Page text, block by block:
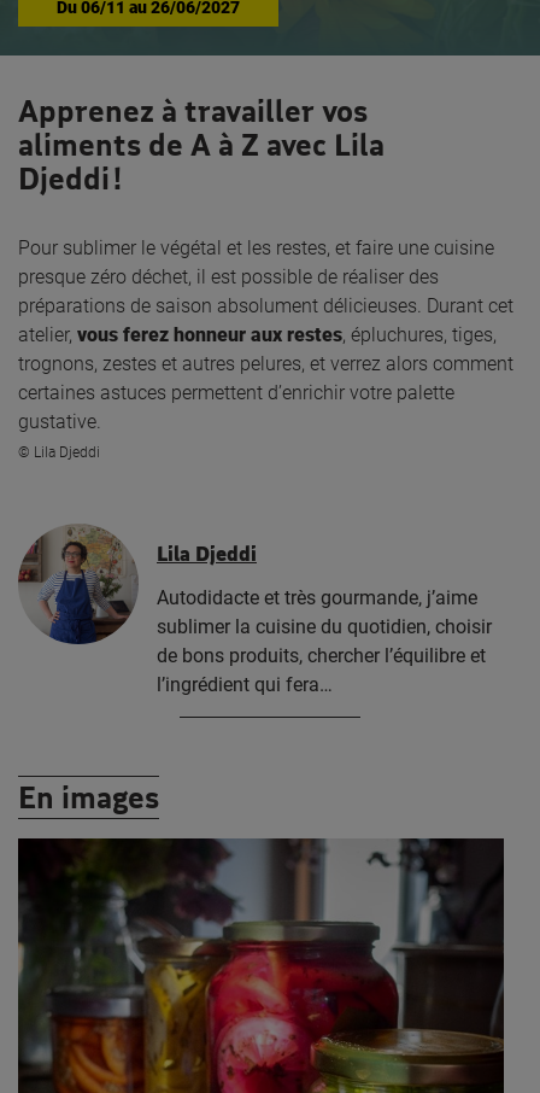
Du06/11 au26/06/2027
Apprenez à travailler vos
aliments de A à Z avec Lila
Djeddi !
Pour sublimer le végétal et les restes, et faire une cuisine
presque zéro déchet, il est possible de réaliser des
préparations de saison absolument délicieuses. Durant cet
atelier, vous ferez honneur aux restes, épluchures, tiges,
trognons, zestes et autres pelures, et verrez alors comment
certaines astuces permettent d’enrichir votre palette
gustative.
© Lila Djeddi
Lila Djeddi
Autodidacte et très gourmande, j’aime
sublimer la cuisine du quotidien, choisir
de bons produits, chercher l’équilibre et
l’ingrédient qui fera…
En images